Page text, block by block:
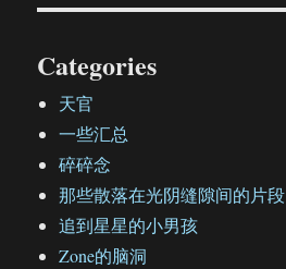
Categories
天官
一些汇总
碎碎念
那些散落在光阴缝隙间的片段
追到星星的小男孩
Zone的脑洞